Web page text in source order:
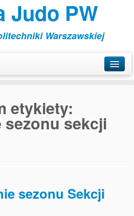
Judo PW
Warszawskiej
Organizowane
etykiety:
sezonu sekcji
sezonu Sekcji